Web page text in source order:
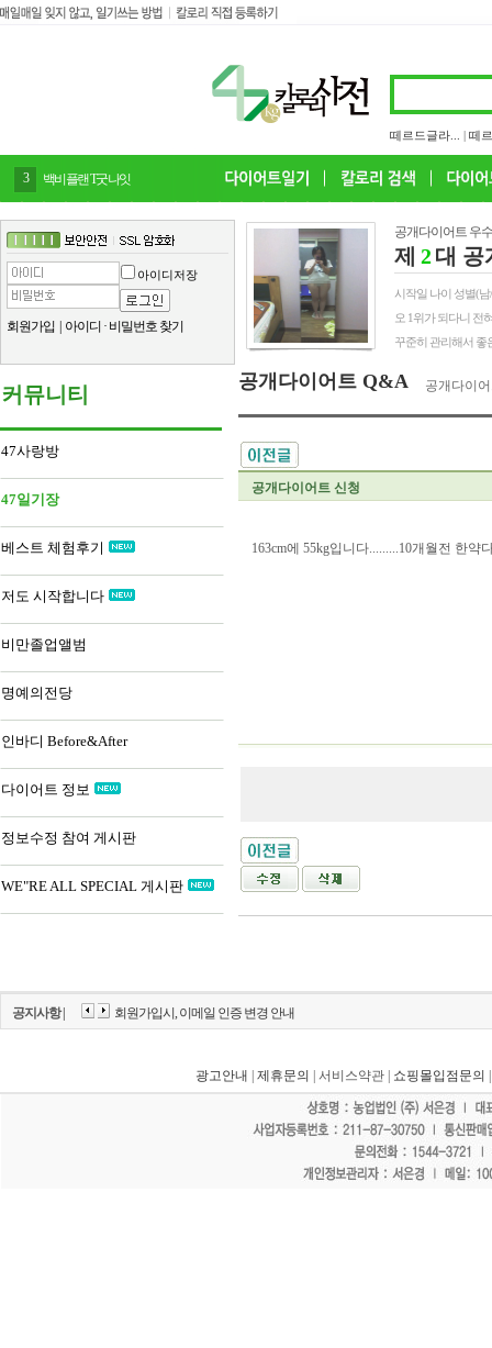
떼르드글라... 떼
3 백비플랜 T굿나잇
아이디저장
회원가입 아이디 · 비밀번호 찾기
커뮤니티
47사랑방
47일기장
베스트 체험후기
저도 시작합니다
비만졸업앨범
명예의전당
인바디 Before&After
다이어트 정보
정보수정 참여 게시판
WE"RE ALL SPECIAL 게시판
공개다이어트 우
제 2대 공
시작일 나이 성별(남
오 1위가 되다니 전
꾸준히 관리해서 좋
공개다이어트 Q&A 공개다이
공개다이어트 신청
163cm에 55kg입니다.........10개월전 한
공지사항 | 회원가입시, 이메일 인증 변경 안내
광고안내 제휴문의 | 서비스약관 | 쇼핑몰입점문의
"홈페이지 모든 게시물에